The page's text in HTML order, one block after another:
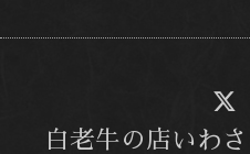
白老牛の店いわ